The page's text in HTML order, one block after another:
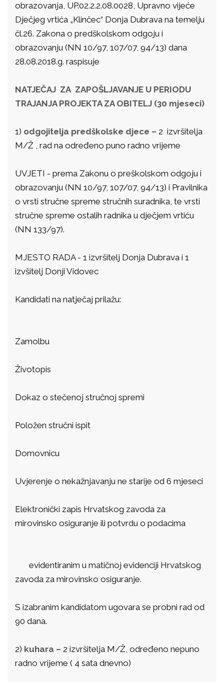
obrazovanja, UP.02.2.2.08.0028, Upravno vijeće
Dječjeg vrtića „Klinčec“ Donja Dubrava na temelju
čl.26. Zakona o predškolskom odgoju i
obrazovanju (NN 10/97, 107/07, 94/13) dana
28.08.2018.g. raspisuje
NATJEČAJ ZA ZAPOŠLJAVANJE U PERIODU
TRAJANJA PROJEKTA ZA OBITELJ (30 mjeseci)
1) odgojitelja predškolske djece – 2 izvršitelja
M/Ž , rad na određeno puno radno vrijeme
UVJETI - prema Zakonu o preškolskom odgoju i
obrazovanju (NN 10/97, 107/07, 94/13) i Pravilnika
o vrsti stručne spreme stručnih suradnika, te vrsti
stručne spreme ostalih radnika u dječjem vrtiću
(NN 133/97).
MJESTO RADA - 1 izvršitelj Donja Dubrava i 1
izvšitelj Donji Vidovec
Kandidati na natječaj prilažu:
Zamolbu
Životopis
Dokaz o stečenoj stručnoj spremi
Položen stručni ispit
Domovnicu
Uvjerenje o nekažnjavanju ne starije od 6 mjeseci
Elektronički zapis Hrvatskog zavoda za
mirovinsko osiguranje ili potvrdu o podacima
evidentiranim u matičnoj evidenciji Hrvatskog
zavoda za mirovinsko osiguranje.
S izabranim kandidatom ugovara se probni rad od
90 dana.
2) kuhara – 2 izvršitelja M/Ž, određeno nepuno
radno vrijeme ( 4 sata dnevno)